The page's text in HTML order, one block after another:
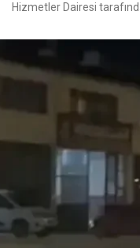
Hizmetler Dairesi